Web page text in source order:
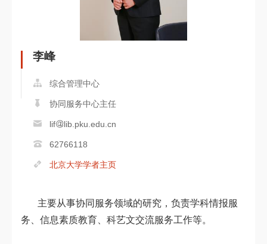
李峰
综合管理中心
协同服务中心主任
lif lib.pku.edu.cn
62766118
北京大学学者主页
主要从事协同服务领域的研究，负责学科情报服
务、信息素质教育、科艺文交流服务工作等。